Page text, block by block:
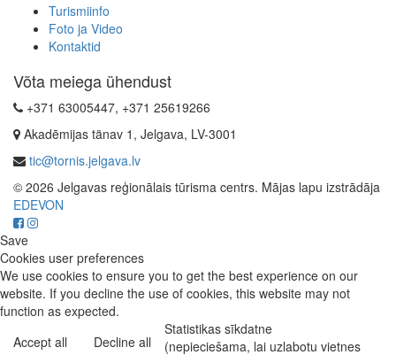
Turismiinfo
Foto ja Video
Kontaktid
Võta meiega ühendust
+371 63005447, +371 25619266
Akadēmijas tänav 1, Jelgava, LV-3001
tic@tornis.jelgava.lv
© 2026 Jelgavas reģionālais tūrisma centrs. Mājas lapu izstrādāja
EDEVON
Save
Cookies user preferences
We use cookies to ensure you to get the best experience on our
website. If you decline the use of cookies, this website may not
function as expected.
Accept all
Decline all
Statistikas sīkdatne
(nepieciešama, lai uzlabotu vietnes